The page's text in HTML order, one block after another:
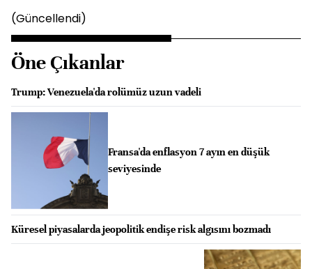
(Güncellendi)
Öne Çıkanlar
Trump: Venezuela'da rolümüz uzun vadeli
Fransa'da enflasyon 7 ayın en düşük
seviyesinde
Küresel piyasalarda jeopolitik endişe risk algısını bozmadı